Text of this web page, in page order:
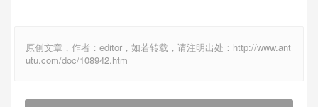
原创文章，作者：editor，如若转载，请注明出处：http://www.ant
utu.com/doc/108942.htm